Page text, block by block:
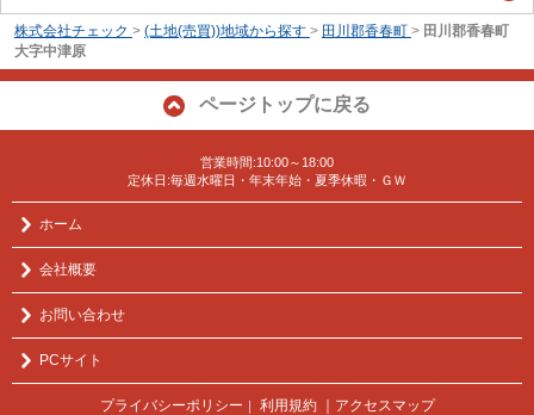
株式会社チェック > (土地(売買))地域から探す > 田川郡香春町 > 田川郡香春町
大字中津原
ページトップに戻る
営業時間:10:00～18:00
定休日:毎週水曜日・年末年始・夏季休暇・ＧＷ
ホーム
会社概要
お問い合わせ
PCサイト
プライバシーポリシー ｜ 利用規約 ｜アクセスマップ